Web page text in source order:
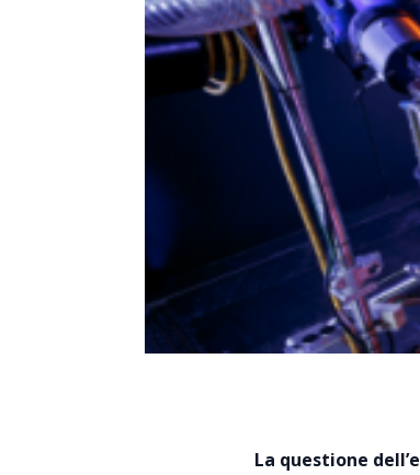
La questione